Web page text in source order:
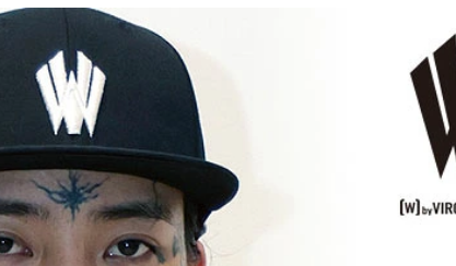
行予約
glamb × 劇場版『チェン
ソーマン レゼ篇』第2弾
先行予約